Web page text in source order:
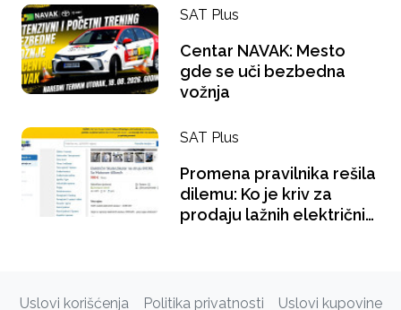
na pauzi za kafu?
SAT Plus
Centar NAVAK: Mesto
gde se uči bezbedna
vožnja
SAT Plus
Promena pravilnika rešila
dilemu: Ko je kriv za
prodaju lažnih električnih
Uslovi korišćenja Politika privatnosti Uslovi kupovine